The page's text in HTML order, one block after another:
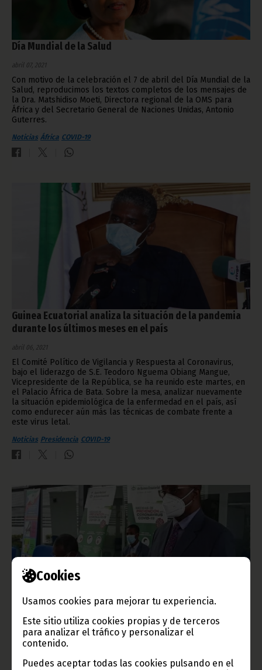
Cookies
Usamos cookies para mejorar tu experiencia.
Este sitio utiliza cookies propias y de terceros
para analizar el tráfico y personalizar el
contenido.
Puedes aceptar todas las cookies pulsando en el
Día Mundial de la Salud
abril 07, 2021
Con motivo de la celebración el 7 de abril del Día Mundial de la
Salud, reproducimos los textos completos de los mensajes de
la Dra. Matshidiso Moeti, Directora regional de la OMS para
África y del Secretario General de Naciones Unidas, Antonio
Guterres.
Noticias África COVID-19
Guinea Ecuatorial analiza la situación de la pandemia
durante los últimos meses en el país
abril 06, 2021
El Comité Político de Vigilancia y Respuesta al Coronavirus,
bajo el liderazgo de S.E. Teodoro Nguema Obiang Mangue,
Vicepresidente de la República, se ha reunido este martes, en
el Palacio África de Bata. Sobre la mesa, analizar nuevamente
la situación epidemiológica de la enfermedad en el país, así
como endurecer aún más las técnicas de combate frente a
este virus letal.
Noticias Presidencia COVID-19
Situación de la pandemia del 16 al 31 de marzo
abril 01, 2021
Vigilancia y Respuesta a la Covid-19, con el apoyo de la